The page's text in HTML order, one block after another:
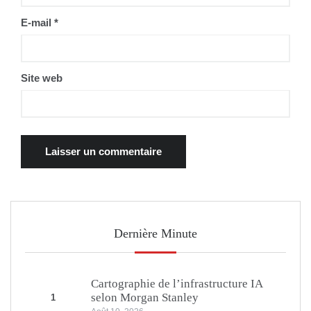
E-mail *
Site web
Dernière Minute
1
Cartographie de l’infrastructure IA
selon Morgan Stanley